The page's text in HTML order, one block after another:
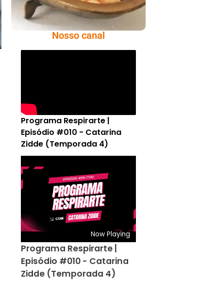
Nosso canal
Programa Respirarte |
Episódio #010 - Catarina
Zidde (Temporada 4)
Now Playing
Programa Respirarte |
Episódio #010 - Catarina
Zidde (Temporada 4)